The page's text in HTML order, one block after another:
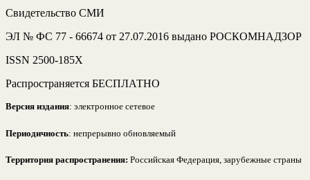
Свидетельство СМИ
ЭЛ № ФС 77 - 66674 от 27.07.2016 выдано РОСКОМНАДЗОР
ISSN 2500-185Х
Распространяется БЕСПЛАТНО
Версия издания: электронное сетевое
Периодичность: непрерывно обновляемый
Территория распространения: Российская Федерация, зарубежные страны